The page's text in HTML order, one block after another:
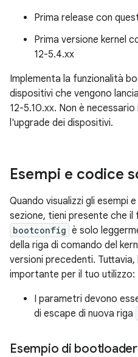
Prima release con
Prima versione kernel
12-5.4.xx
Implementa la funzionalità
dispositivi che vengono
12-5.10.xx. Non è
l'upgrade dei dispositivi.
Esempi e codice
Quando visualizzi gli esempi
sezione, tieni presente che
bootconfig è solo
della riga di comando del
versioni precedenti.
importante per il tuo utilizzo:
I parametri devono
di escape di nuova riga
Esempio di bootloader